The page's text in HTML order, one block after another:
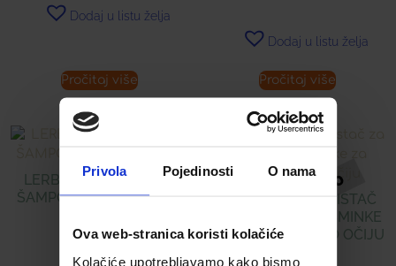
Privola Pojedinosti O nama
Ova web-stranica koristi kolačiće
Kolačiće upotrebljavamo kako bismo
Dodaj u listu želja
Pročitaj više
Dodaj u listu želja
Pročitaj više
LERBOLARIO BAOBAB
ŠAMPON ZA TUŠIRANJE
16,55€
APIVITA NJEŽNI ČISTAČ
ZA UKLANJANJE ŠMINKE
ZA PODRUČJE OKO OČIJU